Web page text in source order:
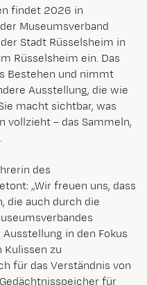
findet 2026 in
Museumsverband
Stadt Rüsselsheim in
Rüsselsheim ein. Das
Bestehen und nimmt
Ausstellung, die wie
macht sichtbar, was
vollzieht – das Sammeln,
des
„Wir freuen uns, dass
die auch durch die
in den Fokus
Kulissen zu
für das Verständnis von
für